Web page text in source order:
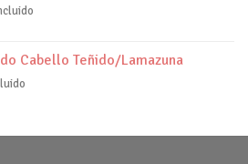
Cabello Teñido/Lamazuna